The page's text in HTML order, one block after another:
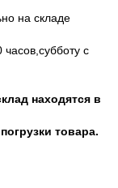
на складе
с
находятся в
товара.